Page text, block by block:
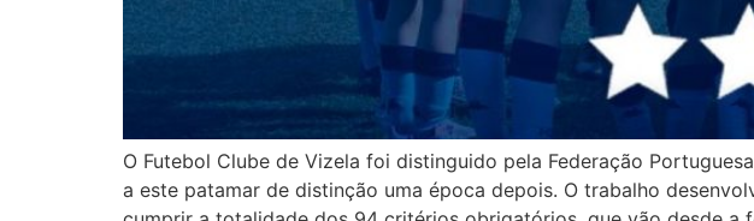
O Futebol Clube de Vizela foi distinguido pela Federação
a este patamar de distinção uma época depois. O trabalho